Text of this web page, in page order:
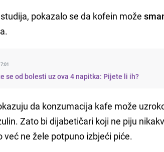
pokazalo se da kofein može
se od bolesti uz ova 4 napitka: Pijete li ih?
da konzumacija kafe može
Zato bi dijabetičari koji ne piju
već ne žele potpuno izbjeći piće.